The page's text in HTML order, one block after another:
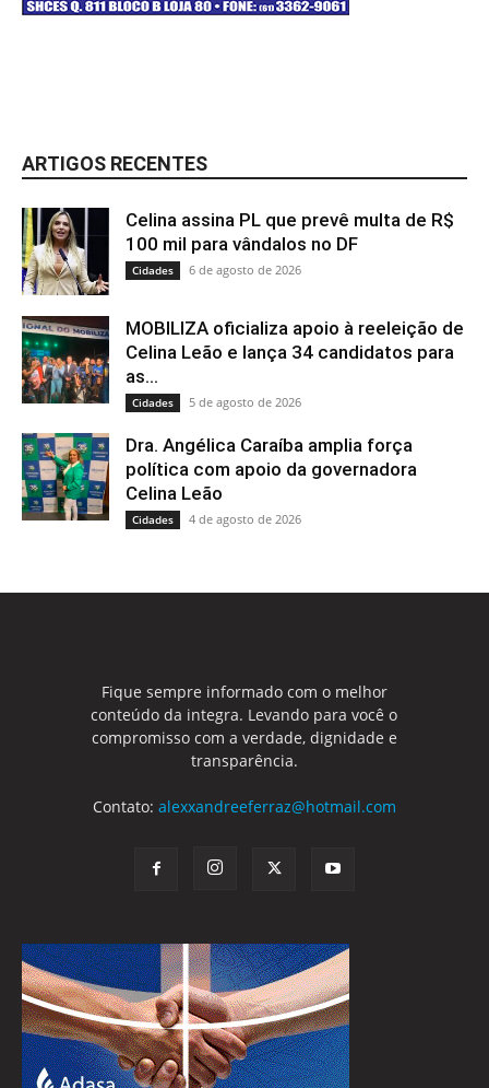
ARTIGOS RECENTES
Celina assina PL que prevê multa de R$
100 mil para vândalos no DF
Cidades 6 de agosto de 2026
MOBILIZA oficializa apoio à reeleição de
Celina Leão e lança 34 candidatos para
as...
Cidades 5 de agosto de 2026
Dra. Angélica Caraíba amplia força
política com apoio da governadora
Celina Leão
Cidades 4 de agosto de 2026
Fique sempre informado com o melhor
conteúdo da integra. Levando para você o
compromisso com a verdade, dignidade e
transparência.
Contato: alexxandreeferraz@hotmail.com